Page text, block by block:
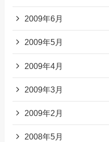
2009年6月
2009年5月
2009年4月
2009年3月
2009年2月
2008年5月